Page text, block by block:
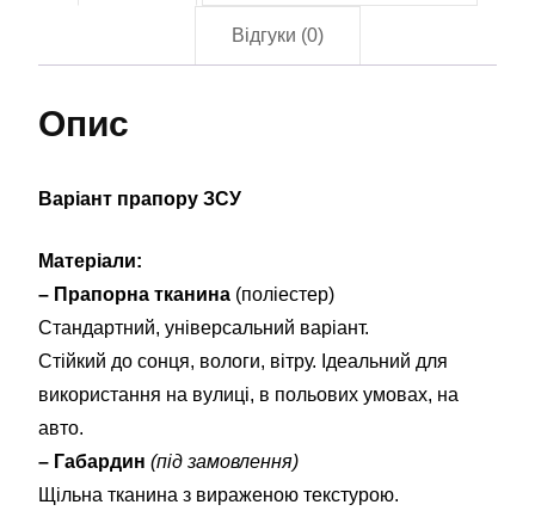
Відгуки (0)
Опис
Варіант прапору ЗСУ
Матеріали:
– Прапорна тканина (поліестер)
Стандартний, універсальний варіант.
Стійкий до сонця, вологи, вітру. Ідеальний для
використання на вулиці, в польових умовах, на
авто.
– Габардин (під замовлення)
Щільна тканина з вираженою текстурою.